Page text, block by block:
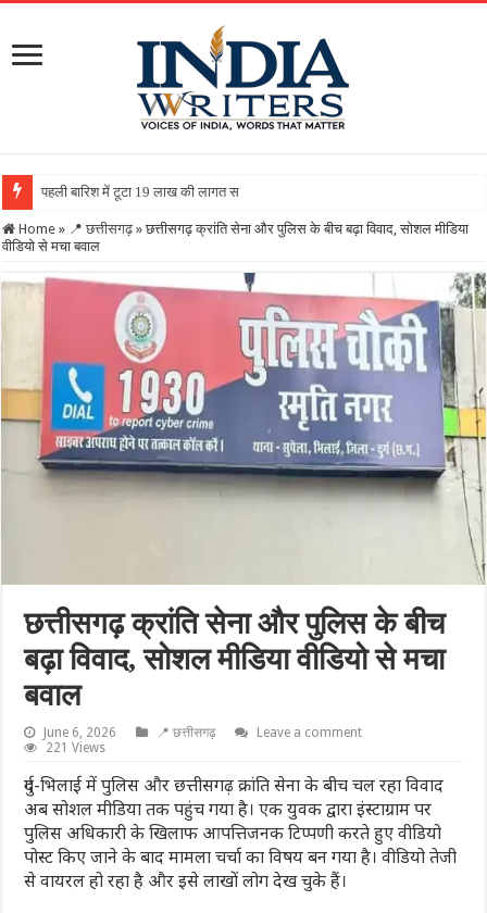
पहली बारिश में टूटा 19 लाख की लागत से बना रिटर्निंग वॉल, ग्रामीणों
Home » 📍 छत्तीसगढ़ » छत्तीसगढ़ क्रांति सेना और पुलिस के बीच बढ़ा विवाद, सोशल मीडिया
वीडियो से मचा बवाल
छत्तीसगढ़ क्रांति सेना और पुलिस के बीच
बढ़ा विवाद, सोशल मीडिया वीडियो से मचा
बवाल
June 6, 2026 📍 छत्तीसगढ़
Leave a comment
221 Views
दुर्ग-भिलाई में पुलिस और छत्तीसगढ़ क्रांति सेना के बीच चल रहा विवाद
अब सोशल मीडिया तक पहुंच गया है। एक युवक द्वारा इंस्टाग्राम पर
पुलिस अधिकारी के खिलाफ आपत्तिजनक टिप्पणी करते हुए वीडियो
पोस्ट किए जाने के बाद मामला चर्चा का विषय बन गया है। वीडियो तेजी
से वायरल हो रहा है और इसे लाखों लोग देख चुके हैं।